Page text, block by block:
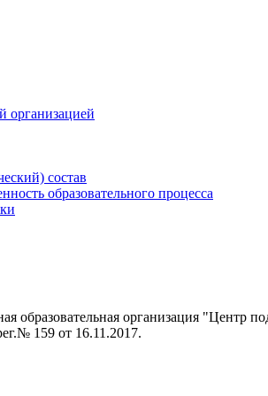
организацией
состав
образовательного процесса
образовательная организация
159 от 16.11.2017.